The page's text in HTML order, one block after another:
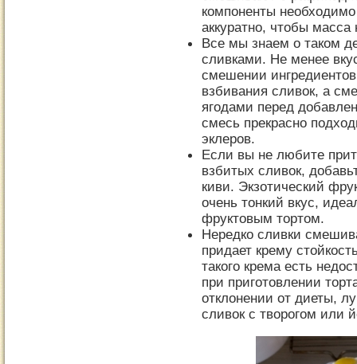
компоненты
аккуратно, чтобы
Все мы знаем о таком
сливками. Не менее
смешении
взбивания сливок, а
ягодами перед
смесь прекрасно
эклеров.
Если вы не любите
взбитых сливок,
киви. Экзотический
очень тонкий вкус,
фруктовым тортом.
Нередко сливки
придает крему
такого крема есть
при приготовлении
отклонении от диеты,
сливок с творогом или